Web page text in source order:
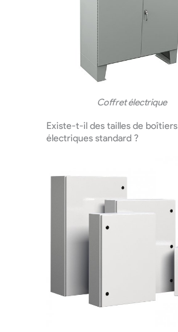
Coffret électrique
Existe-t-il des tailles de boîtiers
électriques standard ?